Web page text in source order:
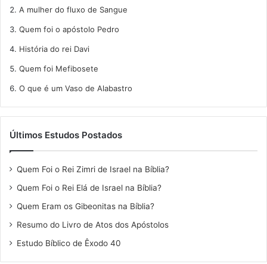
A mulher do fluxo de Sangue
Quem foi o apóstolo Pedro
História do rei Davi
Quem foi Mefibosete
O que é um Vaso de Alabastro
Últimos Estudos Postados
Quem Foi o Rei Zimri de Israel na Bíblia?
Quem Foi o Rei Elá de Israel na Bíblia?
Quem Eram os Gibeonitas na Bíblia?
Resumo do Livro de Atos dos Apóstolos
Estudo Bíblico de Êxodo 40